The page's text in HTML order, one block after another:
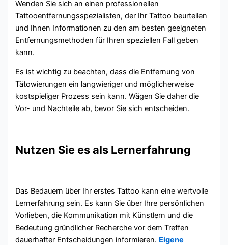
Wenden Sie sich an einen professionellen
Tattooentfernungsspezialisten, der Ihr Tattoo beurteilen
und Ihnen Informationen zu den am besten geeigneten
Entfernungsmethoden für Ihren speziellen Fall geben
kann.
Es ist wichtig zu beachten, dass die Entfernung von
Tätowierungen ein langwieriger und möglicherweise
kostspieliger Prozess sein kann. Wägen Sie daher die
Vor- und Nachteile ab, bevor Sie sich entscheiden.
Nutzen Sie es als Lernerfahrung
Das Bedauern über Ihr erstes Tattoo kann eine wertvolle
Lernerfahrung sein. Es kann Sie über Ihre persönlichen
Vorlieben, die Kommunikation mit Künstlern und die
Bedeutung gründlicher Recherche vor dem Treffen
dauerhafter Entscheidungen informieren. Eigene